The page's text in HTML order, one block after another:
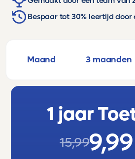
Bespaar tot 30% leertijd
Maand 3 maanden
1 jaar
15,999,99